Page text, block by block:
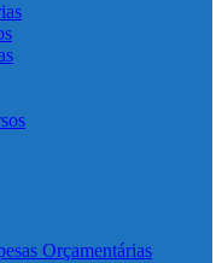
Orçamentárias